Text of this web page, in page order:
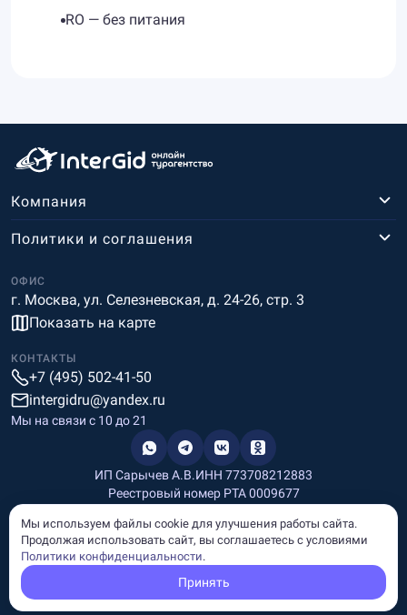
RO — без питания
Компания
ОФИС
г. Москва, ул. Селезневская, д. 24-26, стр. 3
Показать на карте
Политики и соглашения
КОНТАКТЫ
+7 (495) 502-41-50
intergidru@yandex.ru
Мы на связи c 10 до 21
ИП Сарычев А.В.ИНН 773708212883
Реестровый номер РТА 0009677
Информация, размещённая на сайте, носит информационный
характер и не является рекламой и публичной офертой.
Мы используем файлы cookie для улучшения работы сайта.
Продолжая использовать сайт, вы соглашаетесь с условиями
Политики конфиденциальности.
Принять